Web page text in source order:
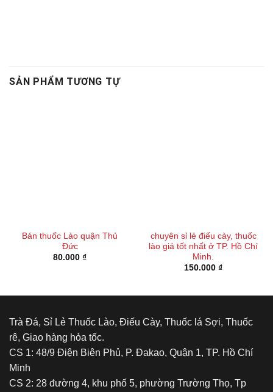
SẢN PHẨM TƯƠNG TỰ
Bán thuốc Lào quận Thủ
Đức
80.000 ₫
chuyên sỉ lẻ điếu cày, thuốc
lào giá tốt nhất ở TP. Hồ Chí
Minh.
150.000 ₫
Trà Đá, Sỉ Lẻ Thuốc Lào, Điếu Cày, Thuốc lá Sợi, Thuốc
rê, Giao hàng hỏa tốc.
CS 1: 48/9 Điện Biên Phủ, P. Đakao, Quận 1, TP. Hồ Chí
Minh
CS 2: 28 đường 4, khu phố 5, phường Trường Thọ, Tp